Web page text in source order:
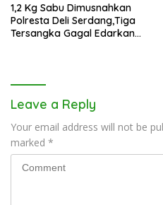
1,2 Kg Sabu Dimusnahkan
Polresta Deli Serdang,Tiga
Tersangka Gagal Edarkan
Leave a Reply
Your email address will not be
marked *